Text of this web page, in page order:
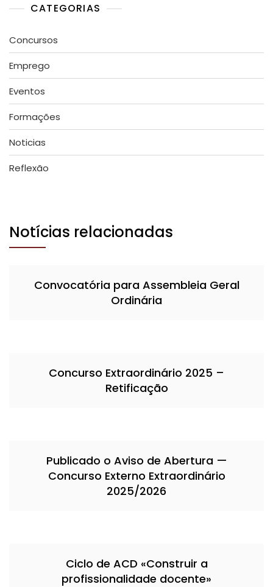
CATEGORIAS
Concursos
Emprego
Eventos
Formações
Noticias
Reflexão
Notícias relacionadas
Convocatória para Assembleia Geral
Ordinária
Concurso Extraordinário 2025 –
Retificação
Publicado o Aviso de Abertura —
Concurso Externo Extraordinário
2025/2026
Ciclo de ACD «Construir a
profissionalidade docente»